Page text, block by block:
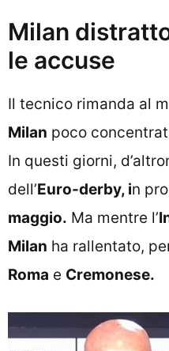
Milan
le accuse
Il tecnico rimanda al
Milan poco
In questi giorni,
dell’Euro-derby, in
maggio. Ma mentre l’
Milan ha rallentato,
Roma e Cremonese.